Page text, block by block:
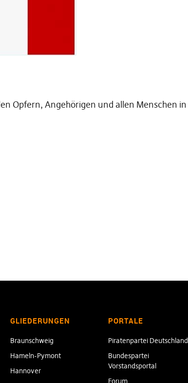
Opfern, Angehörigen und allen Menschen in
GLIEDERUNGEN
Braunschweig
Hameln-Pymont
Hannover
PORTALE
Piratenpartei Deutschland
Bundespartei
Vorstandsportal
Forum